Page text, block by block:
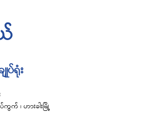
ပ်ရုံး
ကွက် ၊ ဟားခါးမြို့